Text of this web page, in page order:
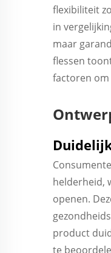
flexibiliteit
in
maar
flessen
factoren
helderheid,
openen.
product
te